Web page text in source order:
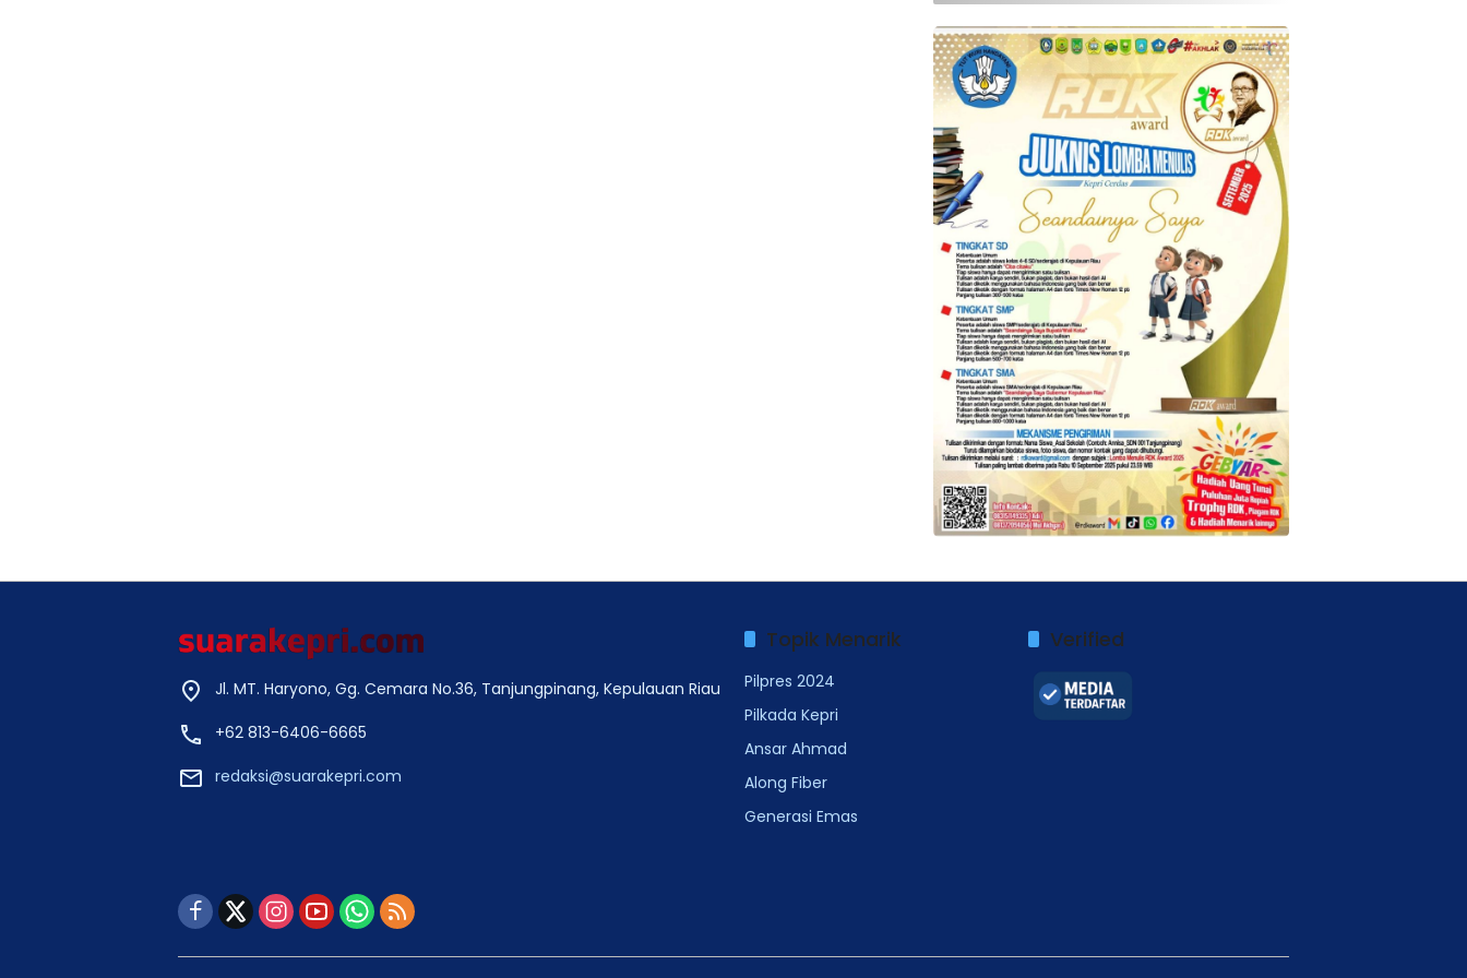
Jl. MT. Haryono, Gg. Cemara No.36, Tanjungpinang, Kepulauan Riau
+62 813-6406-6665
redaksi@suarakepri.com
Topik Menarik
Pilpres 2024
Pilkada Kepri
Ansar Ahmad
Along Fiber
Generasi Emas
Verified